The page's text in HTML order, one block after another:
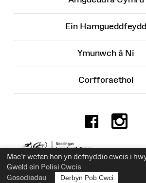
Mae’r wefan hon yn defnyddio cwcis i
Gweld ein Polisi Cwcis
Gosodiadau
Derbyn Pob Cwci
Ein Hamgueddfeydd
Ymunwch â Ni
Corfforaethol